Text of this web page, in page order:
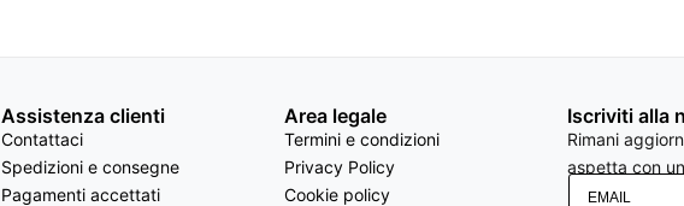
Assistenza clienti
Contattaci
Spedizioni e consegne
Pagamenti accettati
Area legale
Termini e condizioni
Privacy Policy
Cookie policy
Iscriviti alla
Rimani
aspetta con